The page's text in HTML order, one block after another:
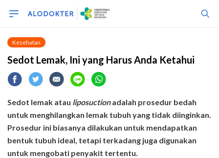
Kesehatan
Sedot Lemak, Ini yang Harus Anda Ketahui
Sedot lemak atau liposuctionadalah prosedur bedah
untuk menghilangkan lemak tubuh yang tidak diinginkan.
Prosedur ini biasanya dilakukan untuk mendapatkan
bentuk tubuh ideal, tetapi terkadang juga digunakan
untuk mengobati penyakit tertentu.